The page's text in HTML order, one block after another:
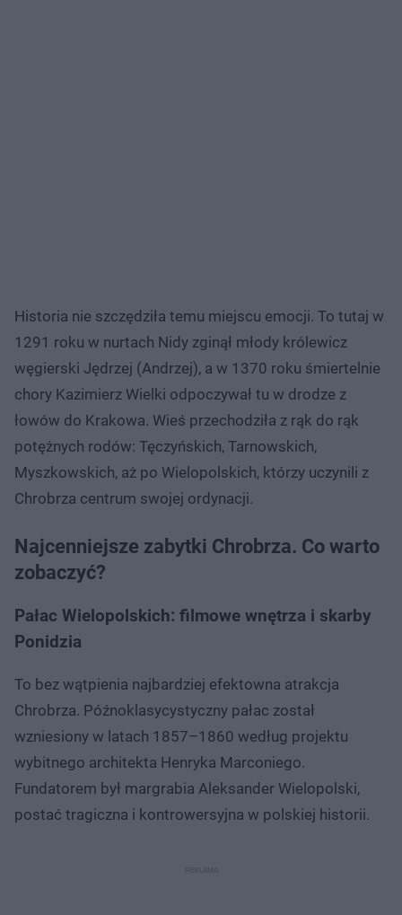
Historia nie szczędziła temu miejscu emocji. To tutaj w
1291 roku w nurtach Nidy zginął młody królewicz
węgierski Jędrzej (Andrzej), a w 1370 roku śmiertelnie
chory Kazimierz Wielki odpoczywał tu w drodze z
łowów do Krakowa. Wieś przechodziła z rąk do rąk
potężnych rodów: Tęczyńskich, Tarnowskich,
Myszkowskich, aż po Wielopolskich, którzy uczynili z
Chrobrza centrum swojej ordynacji.
Najcenniejsze zabytki Chrobrza. Co warto
zobaczyć?
Pałac Wielopolskich: filmowe wnętrza i skarby
Ponidzia
To bez wątpienia najbardziej efektowna atrakcja
Chrobrza. Późnoklasycystyczny pałac został
wzniesiony w latach 1857–1860 według projektu
wybitnego architekta Henryka Marconiego.
Fundatorem był margrabia Aleksander Wielopolski,
postać tragiczna i kontrowersyjna w polskiej historii.